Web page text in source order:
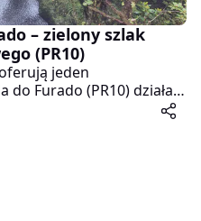
– zielony szlak
(PR10)
jeden
Furado (PR10) działa
jeden z